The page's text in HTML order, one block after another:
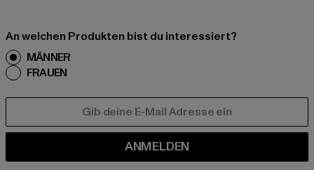
An welchen Produkten bist du interessiert?
MÄNNER
FRAUEN
ANMELDEN